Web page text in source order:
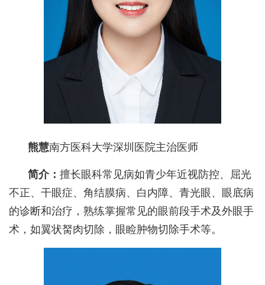
熊慧南方医科大学深圳医院主治医师
简介： 擅长眼科常见病如青少年近视防控、屈光
不正、干眼症、角结膜病、白内障、青光眼、眼底病
的诊断和治疗，熟练掌握常见的眼前段手术及外眼手
术，如翼状胬肉切除，眼睑肿物切除手术等。